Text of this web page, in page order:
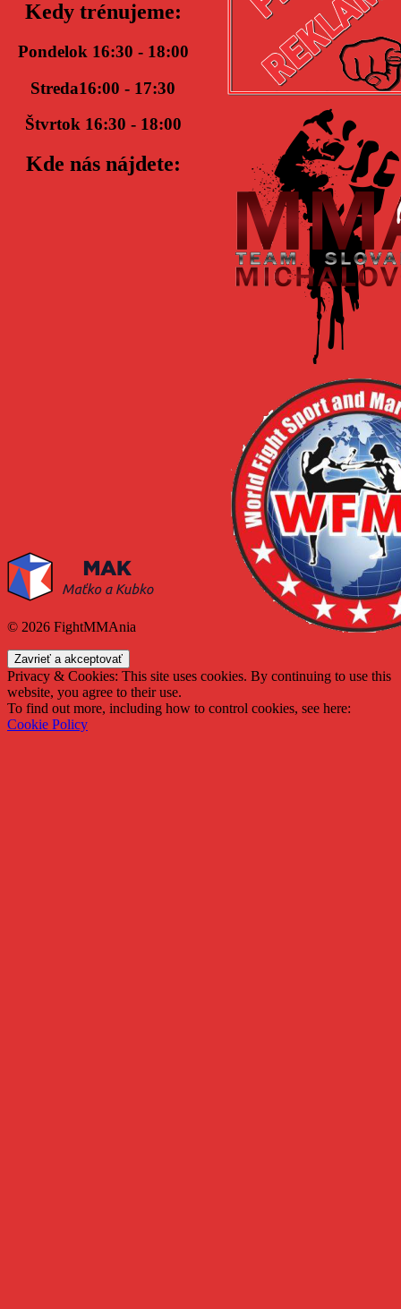
Kedy trénujeme:
Pondelok 16:30 - 18:00
Streda16:00 - 17:30
Štvrtok 16:30 - 18:00
Kde nás nájdete:
© 2026 FightMMAnia
Privacy & Cookies: This site uses cookies. By continuing to use this
website, you agree to their use.
To find out more, including how to control cookies, see here:
Cookie Policy